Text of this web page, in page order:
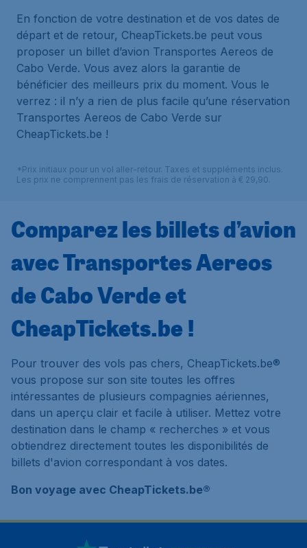
En fonction de votre destination et de vos dates de
départ et de retour, CheapTickets.be peut vous
proposer un billet d’avion Transportes Aereos de
Cabo Verde. Vous avez alors la garantie de
bénéficier des meilleurs prix du moment. Vous le
verrez : il n’y a rien de plus facile qu’une réservation
Transportes Aereos de Cabo Verde sur
CheapTickets.be !
*Prix initiaux pour un vol aller-retour. Taxes et suppléments inclus.
Les prix ne comprennent pas les frais de réservation à € 29,90.
Comparez les billets d’avion
avec Transportes Aereos
de Cabo Verde et
CheapTickets.be !
Pour trouver des vols pas chers, CheapTickets.be®
vous propose sur son site toutes les offres
intéressantes de plusieurs compagnies aériennes,
dans un aperçu clair et facile à utiliser. Mettez votre
destination dans le champ « recherches » et vous
obtiendrez directement toutes les disponibilités de
billets d'avion correspondant à vos dates.
Bon voyage avec CheapTickets.be®